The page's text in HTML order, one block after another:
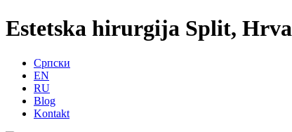
Estetska hirurgija Split,
Српски
EN
RU
Blog
Kontakt